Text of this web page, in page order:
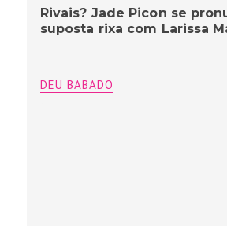
Rivais? Jade Picon se
suposta rixa com Larissa
DEU BABADO